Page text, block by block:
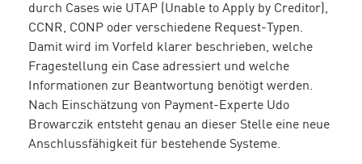
durch Cases wie UTAP (Unable to Apply by Creditor),
CCNR, CONP oder verschiedene Request-Typen.
Damit wird im Vorfeld klarer beschrieben, welche
Fragestellung ein Case adressiert und welche
Informationen zur Beantwortung benötigt werden.
Nach Einschätzung von Payment-Experte Udo
Browarczik entsteht genau an dieser Stelle eine neue
Anschlussfähigkeit für bestehende Systeme.